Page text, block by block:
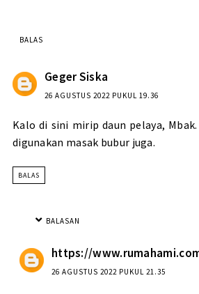
BALAS
Geger Siska
26 AGUSTUS 2022 PUKUL 19.36
Kalo di sini mirip daun pelaya,
digunakan masak bubur juga.
BALAS
BALASAN
https://
26 AGUSTUS 2022 PUKUL 21.35